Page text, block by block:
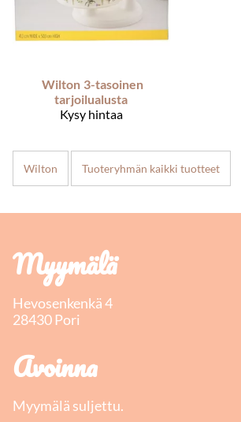
Wilton 3-tasoinen
tarjoilualusta
Kysy hintaa
Wilton Tuoteryhmän kaikki tuotteet
Myymälä
Hevosenkenkä 4
28430 Pori
Avoinna
Myymälä suljettu.